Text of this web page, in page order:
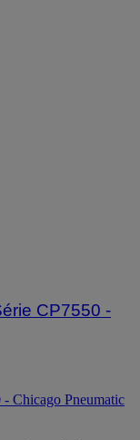
CP7550 -
- Chicago Pneumatic